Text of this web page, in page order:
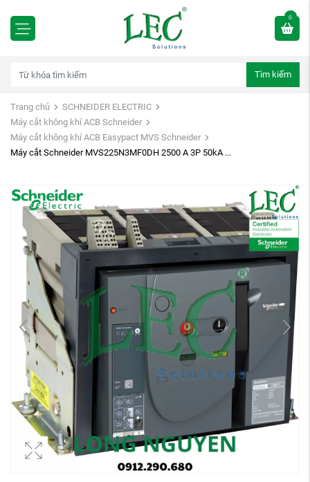
0
Tìm kiếm
Trang chủ
SCHNEIDER ELECTRIC
Máy cắt không khí ACB Schneider
Máy cắt không khí ACB Easypact MVS Schneider
Máy cắt Schneider MVS225N3MF0DH 2500 A 3P 50kA ...